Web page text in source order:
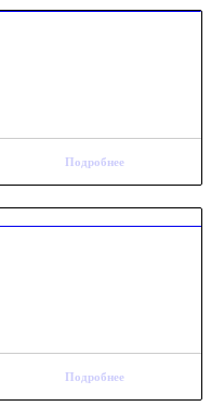
Подробнее
Подробнее